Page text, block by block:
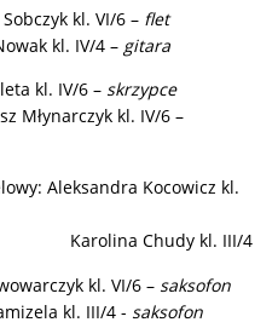
kl. VI/6 – flet
kl. IV/4 – gitara
kl. IV/6 – skrzypce
kl. IV/6 –
Aleksandra Kocowicz kl.
Karolina Chudy kl. III/4
kl. VI/6 – saksofon
kl. III/4 - saksofon